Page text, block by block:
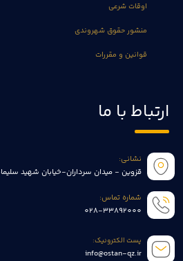
اوقات شرعی
منشور حقوق شهروندی
قوانین و مقررات
ارتباط با ما
نشانی:
قزوین - میدان سرداران-خیابان شهید
شماره تماس:
028-33892000
پست الکترونیک:
info@ostan-qz.ir